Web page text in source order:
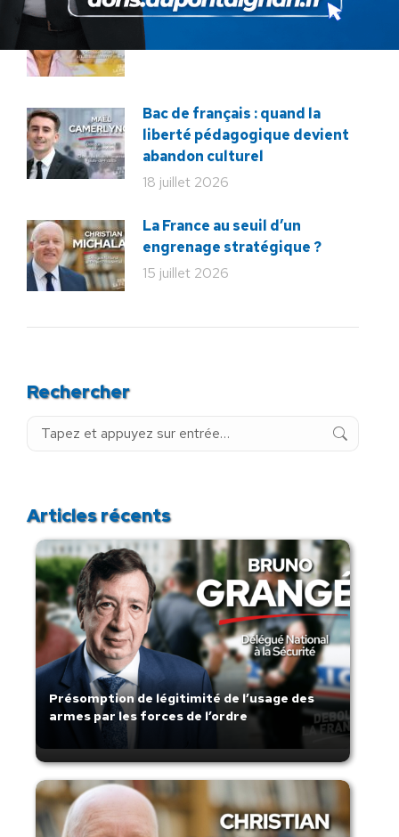
La liberté ou la Mort
20 juillet 2026
Bac de français : quand la
liberté pédagogique devient
abandon culturel
18 juillet 2026
La France au seuil d’un
engrenage stratégique ?
15 juillet 2026
Rechercher
Recherche
Articles récents
Présomption de légitimité de l’usage des
armes par les forces de l’ordre